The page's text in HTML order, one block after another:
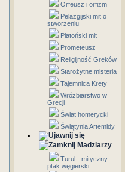
Orfeusz i orfizm
Pelazgijski mit o
stworzeniu
Platoński mit
Prometeusz
Religijność Greków
Starożytne misteria
Tajemnica Krety
Wróżbiarstwo w
Grecji
Świat homerycki
Świątynia Artemidy
Madziarzy
Turul - mityczny
ptak węgierski